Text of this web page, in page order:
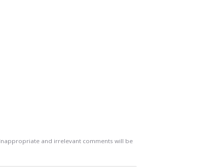
and irrelevant comments will be